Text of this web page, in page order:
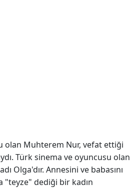
olan Muhterem Nur, vefat ettiği
Türk sinema ve oyuncusu olan
Olga'dır. Annesini ve babasını
"teyze" dediği bir kadın